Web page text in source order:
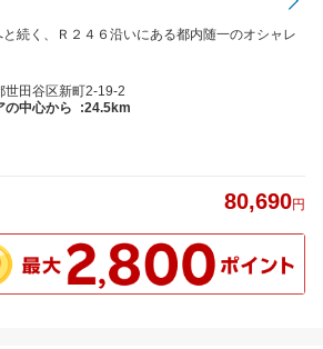
続く、Ｒ２４６沿いにある都内随一のオシャレ
世田谷区新町2-19-2
の中心から
:24.5km
80,690円